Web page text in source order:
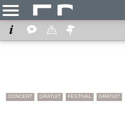
CONCERT GRATUIT FESTIVAL GRATUIT